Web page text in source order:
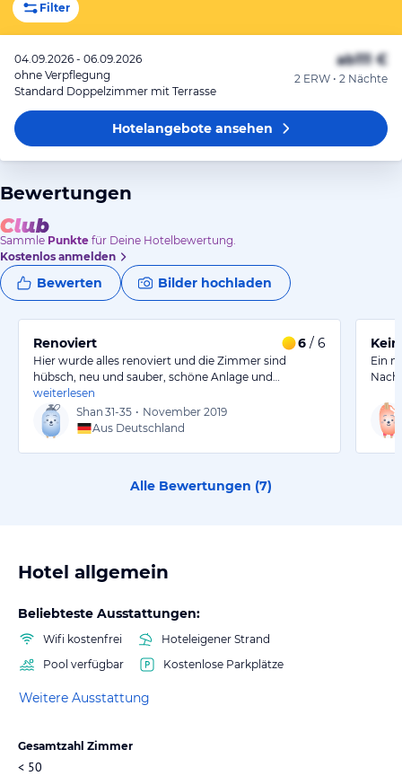
Filter
04.09.2026 - 06.09.2026
ohne Verpflegung
Standard Doppelzimmer mit Terrasse
ab111 €
2 ERW • 2 Nächte
Hotelangeboteansehen
Bewertungen
Sammle Punkte für Deine Hotelbewertung.
Kostenlos anmelden
Bewerten Bilder hochladen
Renoviert 6 / 6
Hier wurde alles renoviert und die Zimmer sind
hübsch, neu und sauber, schöne Anlage und…
weiterlesen
Shan 31-35 • November 2019
Aus Deutschland
Ein
Alle Bewertungen (7)
Hotel allgemein
Beliebteste Ausstattungen:
Wifi kostenfrei
Hoteleigener Strand
Pool verfügbar
Kostenlose Parkplätze
Weitere Ausstattung
Gesamtzahl Zimmer
< 50